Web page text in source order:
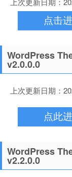
点击
WordPress
v2.0.0.0
上次更新日期：
点此
WordPress
v2.2.0.0